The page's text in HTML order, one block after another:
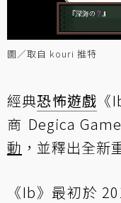
圖／取自 kouri 推特
經典恐怖遊戲
商 Degica
動 ，並釋出全新
《Ib》最初於